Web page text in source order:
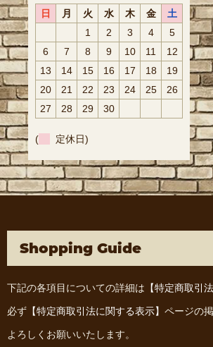
日
月 火 水 木 金
土
1
2 3 4
5
6
7 8 9 10 11
12
13
14 15 16 17 18
19
20
21 22 23 24 25
26
27
28 29 30
( 定休日)
Shopping Guide
下記の各項目についての詳細は 【特定商取引
必ず 【特定商取引法に関する表示】 ページの
よろしくお願いいたします。